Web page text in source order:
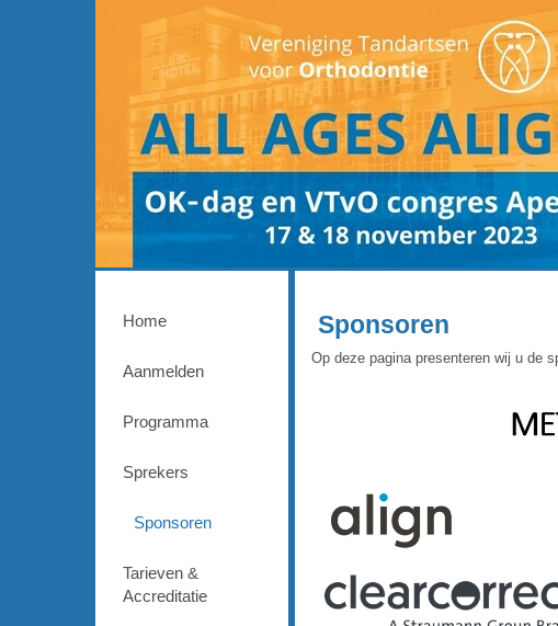
Home
Aanmelden
Programma
Sprekers
Sponsoren
Tarieven &
Accreditatie
Sponsoren
Op deze pagina presenteren wij u de